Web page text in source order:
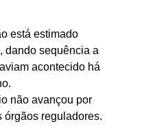
está estimado
dando sequência a
acontecido há
não avançou por
órgãos reguladores.